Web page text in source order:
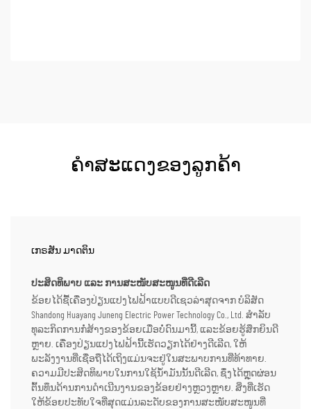
ຄຳສະແດງຂອງລູກຄ້າ
ເກຣສັນ ມາດຕິນ
ປະສິດທິພາບ ແລະ ການສະໜັບສະໜູນທີ່ດີເລີດ
ຂ້ອຍໄດ້ຊື້ເຄື່ອງປ່ຽນແປງໄຟຟ້າແບບດີເຊວລ່າສຸດຈາກ ບໍລິສັດ
Shandong Huayang Juneng Electric Power Technology Co., Ltd. ສຳລັບ
ທຸລະກິດການກໍ່ສ້າງຂອງຂ້ອຍເມື່ອບໍ່ດົນມານີ້, ແລະຂ້ອຍຮູ້ສຶກຍິນດີ
ຫຼາຍ. ເຄື່ອງປ່ຽນແປງໄຟຟ້ານີ້ເຮັດວຽກໄດ້ຢ່າງດີເລີດ, ໃຫ້
ພະລັງງານທີ່ເຊື່ອຖືໄດ້ເຖິງແມ່ນຈະຢູ່ໃນສະພາບການທີ່ທ້າທາຍ.
ຄວາມມີປະສິດທິພາບໃນການໃຊ້ນ້ຳມັນນັ້ນດີເລີດ, ຊຶ່ງໄດ້ຫຼຸດຜ່ອນ
ຕົ້ນທຶນດ້ານການດຳເນີນງານຂອງຂ້ອຍຢ່າງຫຼວງຫຼາຍ. ສິ່ງທີ່ເຮັດ
ໃຫ້ຂ້ອຍປະທັບໃຈທີ່ສຸດແມ່ນລະດັບຂອງການສະໜັບສະໜູນທີ່